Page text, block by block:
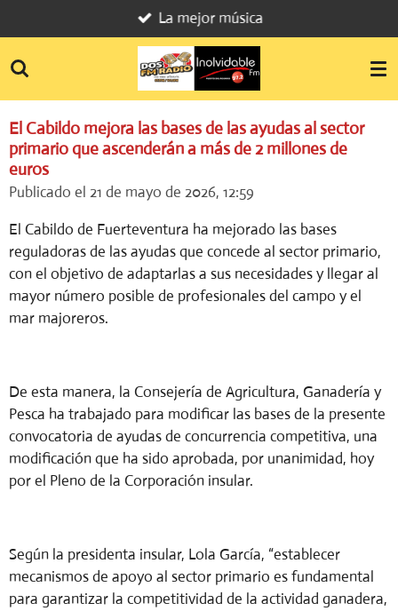
al
contenido
La mejor música
El Cabildo mejora las bases de las ayudas al sector
primario que ascenderán a más de 2 millones de
euros
Publicado el 21 de mayo de 2026, 12:59
El Cabildo de Fuerteventura ha mejorado las bases
reguladoras de las ayudas que concede al sector primario,
con el objetivo de adaptarlas a sus necesidades y llegar al
mayor número posible de profesionales del campo y el
mar majoreros.
De esta manera, la Consejería de Agricultura, Ganadería y
Pesca ha trabajado para modificar las bases de la presente
convocatoria de ayudas de concurrencia competitiva, una
modificación que ha sido aprobada, por unanimidad, hoy
por el Pleno de la Corporación insular.
Según la presidenta insular, Lola García, “establecer
mecanismos de apoyo al sector primario es fundamental
para garantizar la competitividad de la actividad ganadera,